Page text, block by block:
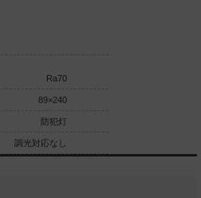
Ra70
89×240
防犯灯
調光対応なし